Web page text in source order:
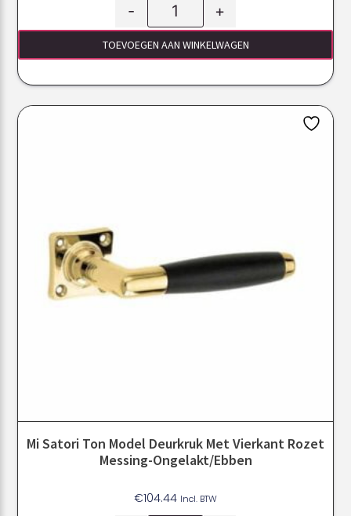
- +
TOEVOEGEN AAN WINKELWAGEN
Mi Satori Ton Model Deurkruk Met Vierkant Rozet
Messing-Ongelakt/ebben
€104.44 Incl. BTW